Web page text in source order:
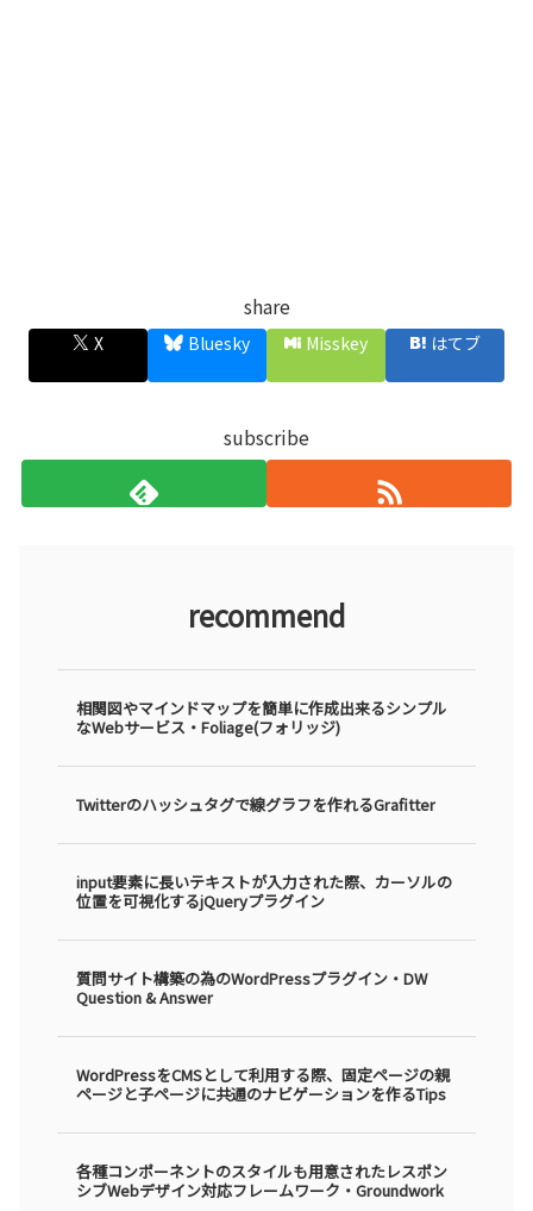
share
X Bluesky Misskey はてブ
subscribe
recommend
相関図やマインドマップを簡単に作成出来るシンプル
なWebサービス・Foliage(フォリッジ)
Twitterのハッシュタグで線グラフを作れるGrafitter
input要素に長いテキストが入力された際、カーソルの
位置を可視化するjQueryプラグイン
質問サイト構築の為のWordPressプラグイン・DW
Question & Answer
WordPressをCMSとして利用する際、固定ページの親
ページと子ページに共通のナビゲーションを作るTips
各種コンポーネントのスタイルも用意されたレスポン
シブWebデザイン対応フレームワーク・Groundwork